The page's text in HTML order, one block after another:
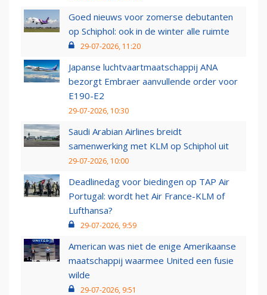
Goed nieuws voor zomerse debutanten
op Schiphol: ook in de winter alle ruimte
29-07-2026, 11:20
Japanse luchtvaartmaatschappij ANA
bezorgt Embraer aanvullende order voor
E190-E2
29-07-2026, 10:30
Saudi Arabian Airlines breidt
samenwerking met KLM op Schiphol uit
29-07-2026, 10:00
Deadlinedag voor biedingen op TAP Air
Portugal: wordt het Air France-KLM of
Lufthansa?
29-07-2026, 9:59
American was niet de enige Amerikaanse
maatschappij waarmee United een fusie
wilde
29-07-2026, 9:51